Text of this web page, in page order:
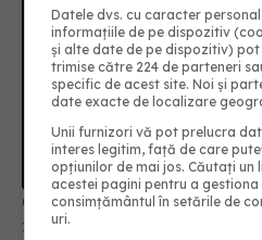
Cancerul care ucide pe
24 ian 2026, 08:53
Datele dvs. cu caracter
informațiile de pe dispozitiv
și alte date de pe dispozitiv)
trimise către 224 de parteneri
specific de acest site. Noi și
date exacte de localizare
Unii furnizori vă pot prelucra
interes legitim, față de care
opțiunilor de mai jos. Căutați un
acestei pagini pentru a
consimțământul în setările de
uri.